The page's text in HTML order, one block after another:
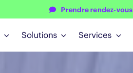
Prendre rendez-vous
Solutions Services